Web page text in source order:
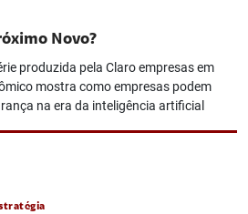
Novo?
produzida pela Claro empresas em
mostra como empresas podem
na era da inteligência artificial